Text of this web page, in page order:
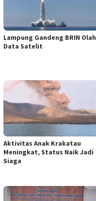
Lampung Gandeng BRIN Olah
Data Satelit
Aktivitas Anak Krakatau
Meningkat, Status Naik Jadi
Siaga